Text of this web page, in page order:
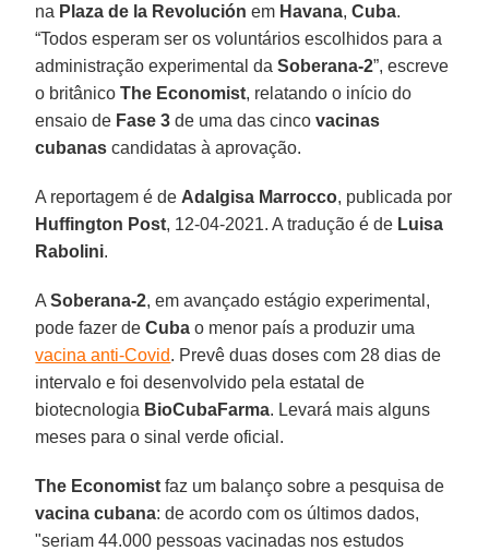
na Plaza de la Revolución em Havana,Cuba.
“Todos esperam ser os voluntários escolhidos para a
administração experimental daSoberana-2”, escreve
o britânicoThe Economist, relatando o início do
ensaio de Fase 3 de uma das cincovacinas
cubanas candidatas à aprovação.
A reportagem é de Adalgisa Marrocco, publicada por
Huffington Post, 12-04-2021. A tradução é de Luisa
Rabolini.
ASoberana-2, em avançado estágio experimental,
pode fazer deCuba o menor país a produzir uma
vacina anti-Covid. Prevê duas doses com 28 dias de
intervalo e foi desenvolvido pela estatal de
biotecnologia BioCubaFarma. Levará mais alguns
meses para o sinal verde oficial.
The Economist faz um balanço sobre a pesquisa de
vacina cubana: de acordo com os últimos dados,
"seriam 44.000 pessoas vacinadas nos estudos